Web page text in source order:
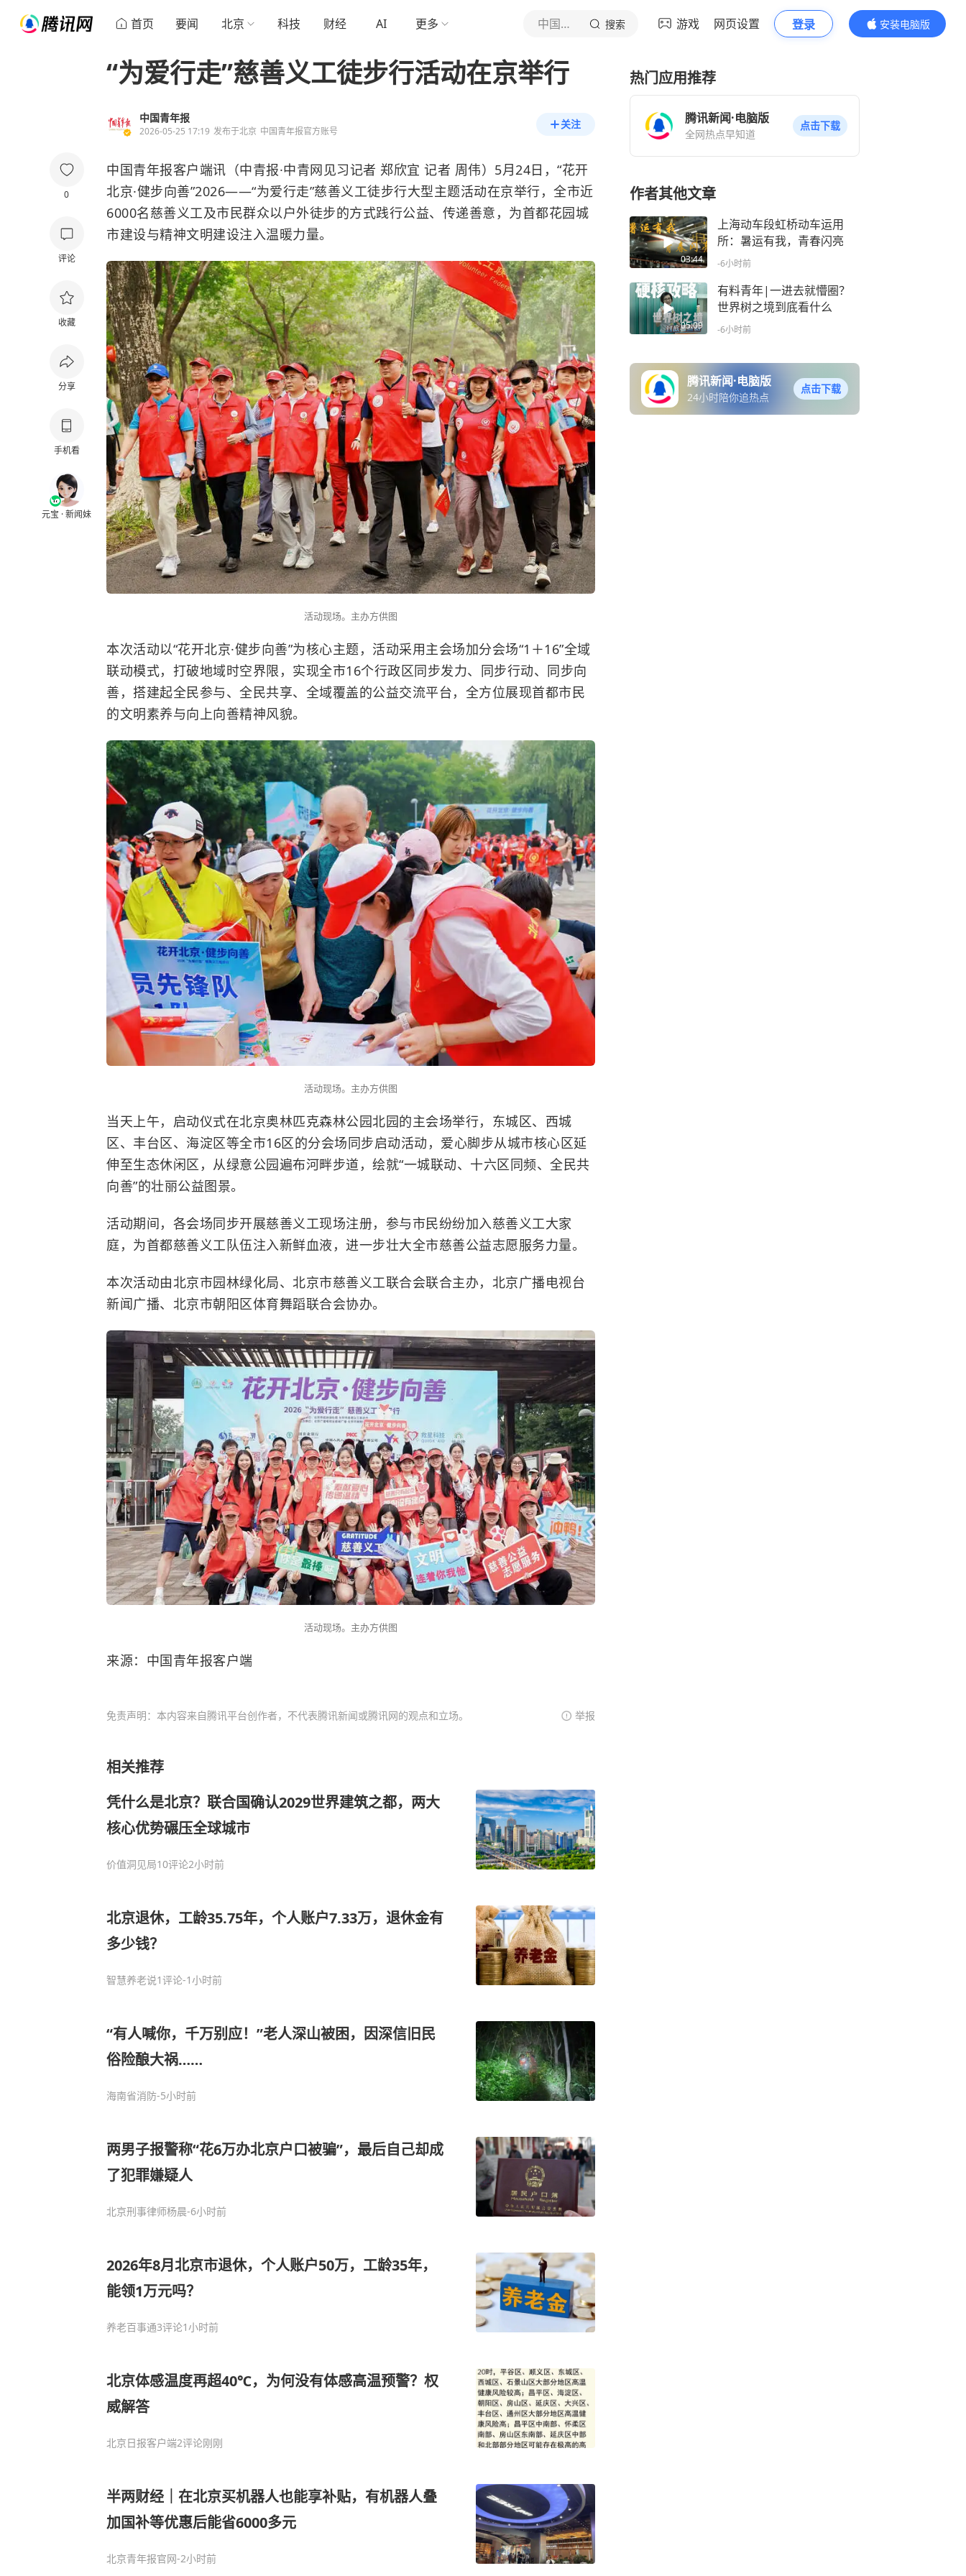
首页 要闻 北京 科技 财经 AI 更多 中国青年报 搜索 游戏 网页设置 登录
安装电脑版
内容更精彩
0
评论
收藏
分享
手机看
元宝 · 新闻妹
“为爱行走”慈善义工徒步行活动在京举行
中国青年报
2026-05-25 17:19 发布于北京 中国青年报官方账号
关注
中国青年报客户端讯（中青报·中青网见习记者 郑欣宜 记者 周伟）5月24日，“花开
北京·健步向善”2026——“为爱行走”慈善义工徒步行大型主题活动在京举行，全市近
6000名慈善义工及市民群众以户外徒步的方式践行公益、传递善意，为首都花园城
市建设与精神文明建设注入温暖力量。
活动现场。主办方供图
本次活动以“花开北京·健步向善”为核心主题，活动采用主会场加分会场“1＋16”全域
联动模式，打破地域时空界限，实现全市16个行政区同步发力、同步行动、同步向
善，搭建起全民参与、全民共享、全域覆盖的公益交流平台，全方位展现首都市民
的文明素养与向上向善精神风貌。
活动现场。主办方供图
当天上午，启动仪式在北京奥林匹克森林公园北园的主会场举行，东城区、西城
区、丰台区、海淀区等全市16区的分会场同步启动活动，爱心脚步从城市核心区延
伸至生态休闲区，从绿意公园遍布河畔步道，绘就“一城联动、十六区同频、全民共
向善”的壮丽公益图景。
活动期间，各会场同步开展慈善义工现场注册，参与市民纷纷加入慈善义工大家
庭，为首都慈善义工队伍注入新鲜血液，进一步壮大全市慈善公益志愿服务力量。
本次活动由北京市园林绿化局、北京市慈善义工联合会联合主办，北京广播电视台
新闻广播、北京市朝阳区体育舞蹈联合会协办。
活动现场。主办方供图
来源：中国青年报客户端
免责声明：本内容来自腾讯平台创作者，不代表腾讯新闻或腾讯网的观点和立场。 举报
相关推荐
凭什么是北京？联合国确认2029世界建筑之都，两大
核心优势碾压全球城市
价值洞见局10评论2小时前
北京退休，工龄35.75年，个人账户7.33万，退休金有
多少钱？
智慧养老说1评论-1小时前
“有人喊你，千万别应！”老人深山被困，因深信旧民
俗险酿大祸……
海南省消防-5小时前
两男子报警称“花6万办北京户口被骗”，最后自己却成
了犯罪嫌疑人
北京刑事律师杨晨-6小时前
2026年8月北京市退休，个人账户50万，工龄35年，
能领1万元吗？
养老百事通3评论1小时前
北京体感温度再超40℃，为何没有体感高温预警？权
威解答
北京日报客户端2评论刚刚
半两财经｜在北京买机器人也能享补贴，有机器人叠
加国补等优惠后能省6000多元
北京青年报官网-2小时前
热门应用推荐
腾讯新闻·电脑版
全网热点早知道
点击下载
作者其他文章
03:44
上海动车段虹桥动车运用
所：暑运有我，青春闪亮
-6小时前
05:09
有料青年|一进去就懵圈？
世界树之境到底看什么
-6小时前
腾讯新闻·电脑版
24小时陪你追热点
点击下载